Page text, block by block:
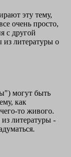
эту тему,
очень просто,
с другой
из литературы о
могут быть
как
то живого.
литературы -